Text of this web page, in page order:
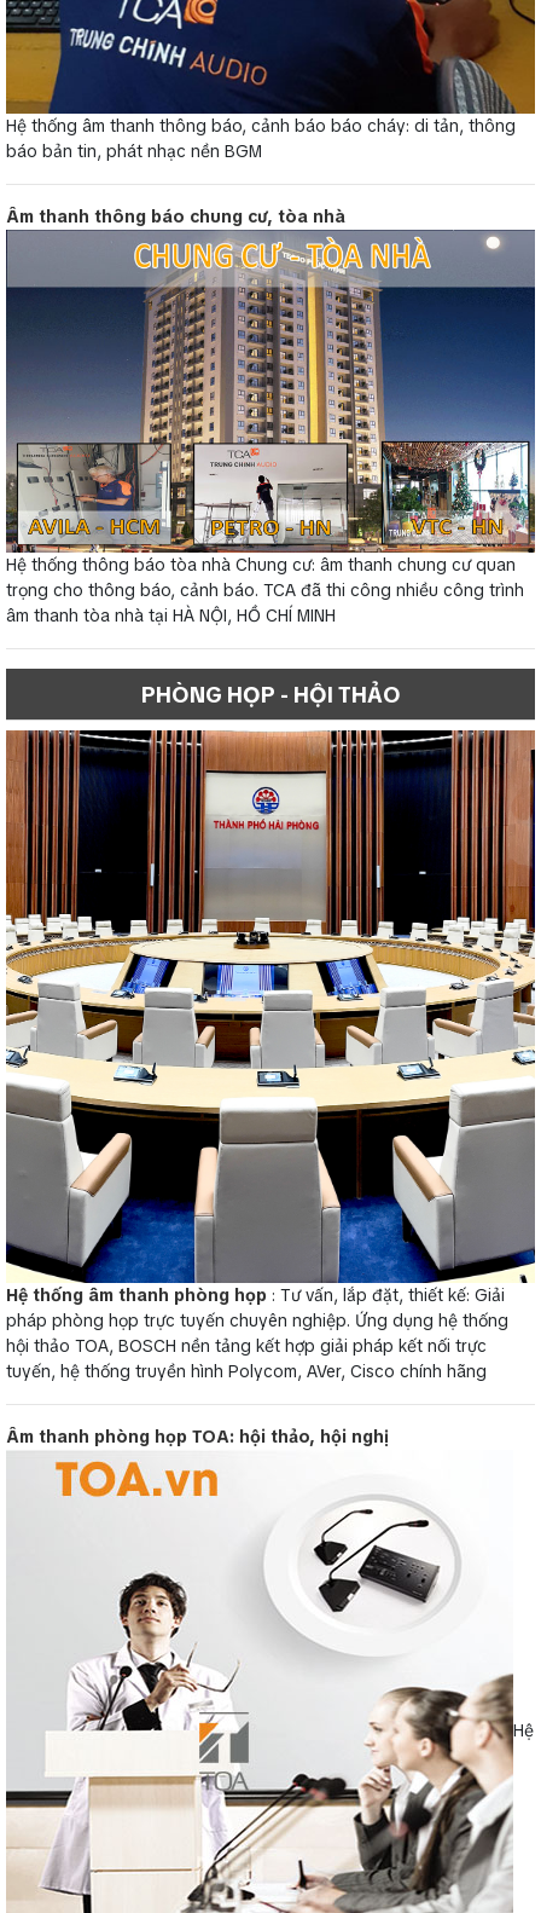
Hệ thống âm thanh thông báo, cảnh báo báo cháy: di tản, thông
báo bản tin, phát nhạc nền BGM
Âm thanh thông báo chung cư, tòa nhà
Hệ thống thông báo tòa nhà Chung cư: âm thanh chung cư quan
trọng cho thông báo, cảnh báo. TCA đã thi công nhiều công trình
âm thanh tòa nhà tại HÀ NỘI, HỒ CHÍ MINH
PHÒNG HỌP - HỘI THẢO
Hệ thống âm thanh phòng họp : Tư vấn, lắp đặt, thiết kế: Giải
pháp phòng họp trực tuyến chuyên nghiệp. Ứng dụng hệ thống
hội thảo TOA, BOSCH nền tảng kết hợp giải pháp kết nối trực
tuyến, hệ thống truyền hình Polycom, AVer, Cisco chính hãng
Âm thanh phòng họp TOA: hội thảo, hội nghị
Hệ